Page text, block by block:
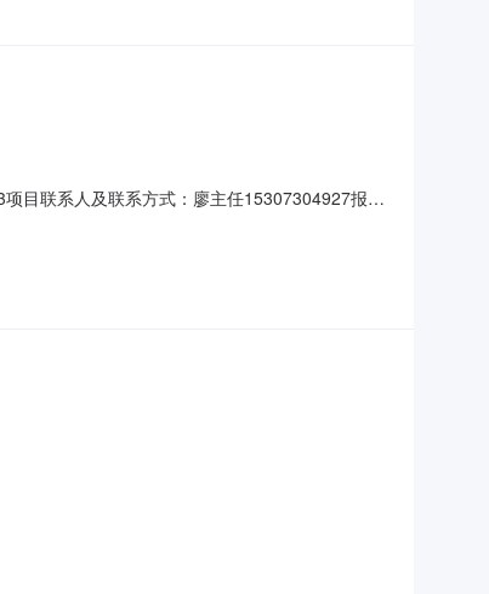
目联系人及联系方式：廖主任15307304927报价
草布采购核心参数要求:商品类目